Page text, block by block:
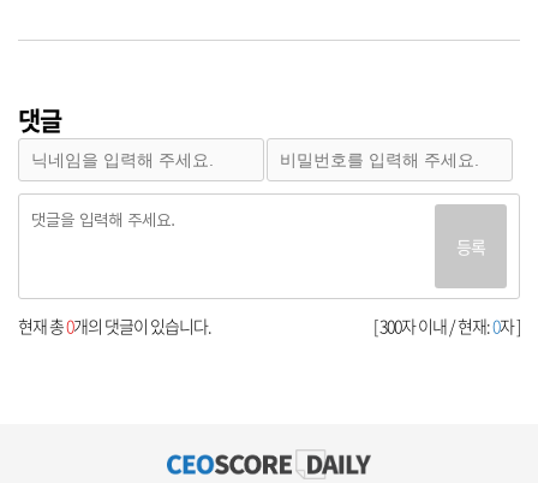
댓글
등록
[ 300자 이내 / 현재:0자 ]
현재 총0개의 댓글이 있습니다.